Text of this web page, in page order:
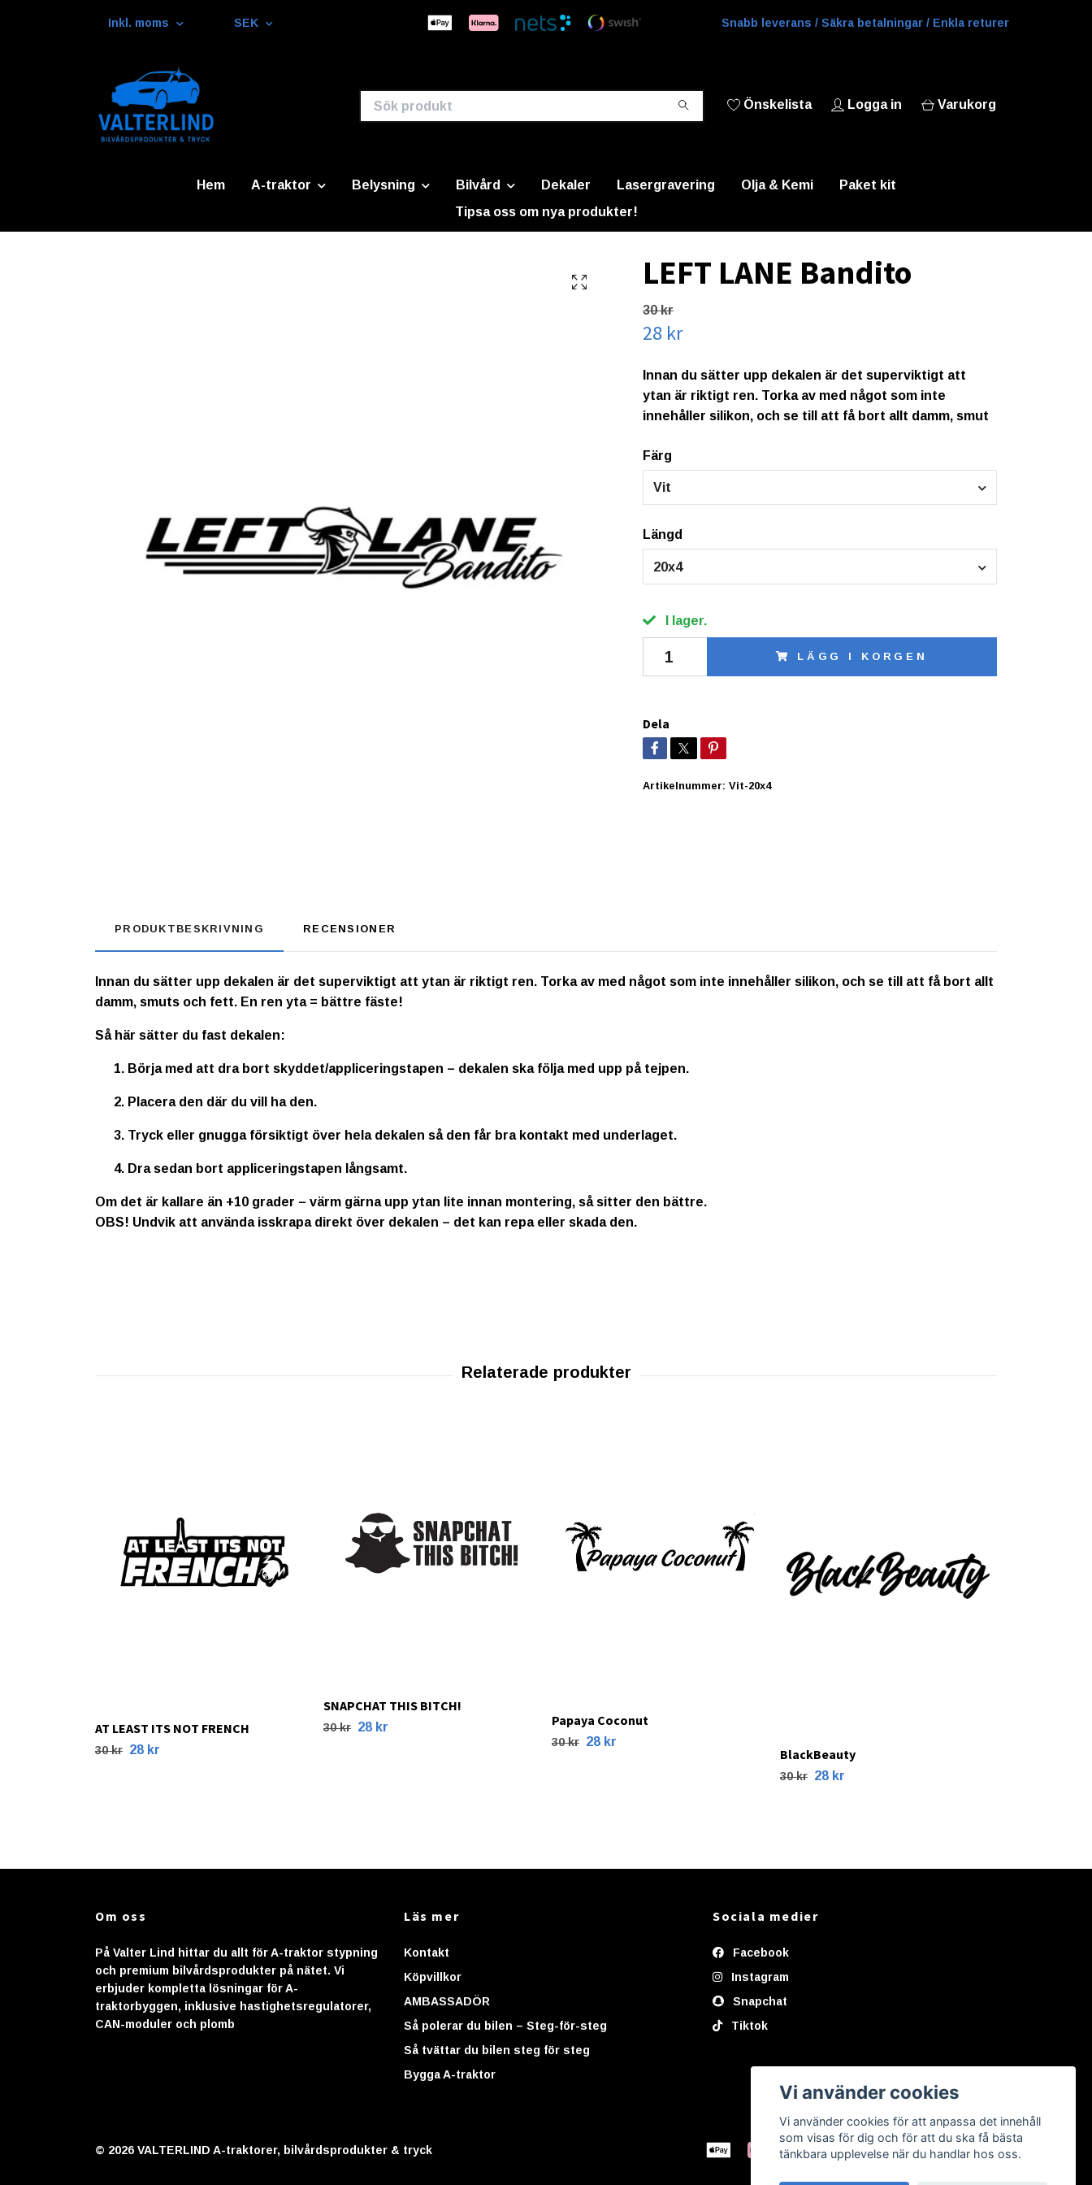
Inkl. moms SEK Snabb leverans / Säkra betalningar / Enkla returer
Önskelista Logga in Varukorg
Hem A-traktor Belysning Bilvård Dekaler Lasergravering Olja & Kemi
Paket kit
Tipsa oss om nya produkter!
LEFT LANE Bandito
30 kr
28 kr
Innan du sätter upp dekalen är det superviktigt att
ytan är riktigt ren. Torka av med något som inte
innehåller silikon, och se till att få bort allt damm, smut
Färg
Vit
Längd
20x4
I lager.
LÄGG I KORGEN
Dela
Artikelnummer: Vit-20x4
PRODUKTBESKRIVNING RECENSIONER
Innan du sätter upp dekalen är det superviktigt att ytan är riktigt ren. Torka av med något som inte innehåller silikon, och se till att få bort allt
damm, smuts och fett. En ren yta = bättre fäste!
Så här sätter du fast dekalen:
Börja med att dra bort skyddet/appliceringstapen – dekalen ska följa med upp på tejpen.
Placera den där du vill ha den.
Tryck eller gnugga försiktigt över hela dekalen så den får bra kontakt med underlaget.
Dra sedan bort appliceringstapen långsamt.
Om det är kallare än +10 grader – värm gärna upp ytan lite innan montering, så sitter den bättre.
OBS! Undvik att använda isskrapa direkt över dekalen – det kan repa eller skada den.
AT LEAST ITS NOT FRENCH
30 kr 28 kr
SNAPCHAT THIS BITCH!
30 kr 28 kr Papaya Coconut
30 kr 28 kr
BlackBeauty
30 kr 28 kr
Om oss
På Valter Lind hittar du allt för A-traktor stypning
och premium bilvårdsprodukter på nätet. Vi
erbjuder kompletta lösningar för A-
traktorbyggen, inklusive hastighetsregulatorer,
CAN-moduler och plomb
Läs mer
Kontakt
Köpvillkor
AMBASSADÖR
Så polerar du bilen – Steg-för-steg
Så tvättar du bilen steg för steg
Bygga A-traktor
Sociala medier
Facebook
Instagram
Snapchat
Tiktok
© 2026 VALTERLIND A-traktorer, bilvårdsprodukter & tryck
Vi använder cookies
Vi använder cookies för att anpassa det innehåll
som visas för dig och för att du ska få bästa
tänkbara upplevelse när du handlar hos oss.